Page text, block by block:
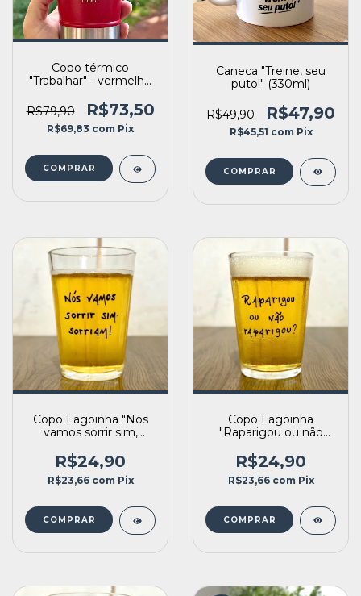
Copo térmico
"Trabalhar" - vermelho
R$79,90
R$73,50
R$69,83 com Pix
Caneca "Treine, seu
puto!" (330ml)
R$49,90 R$47,90
R$45,51 com Pix
Copo Lagoinha "Nós
vamos sorrir sim,
R$24,90
R$23,66 com Pix
Copo Lagoinha
"Raparigou ou não
R$24,90
R$23,66 com Pix